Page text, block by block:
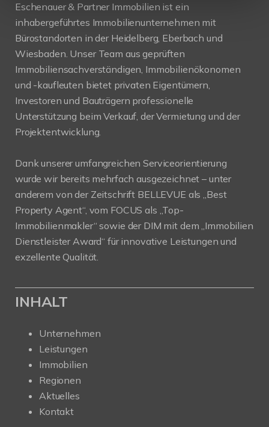
Eschenauer & Partner Immobilien ist ein
inhabergeführtes Immobilienunternehmen mit
Bürostandorten in der Heidelberg, Eberbach und
Wiesbaden. Unser Team aus geprüften
Immobiliensachverständigen, Immobilienökonomen
und -kaufleuten bietet privaten Eigentümern,
Investoren und Bauträgern professionelle
Unterstützung beim Verkauf, der Vermietung und der
Projektentwicklung.
Dank unserer umfangreichen Serviceorientierung
wurde wir bereits mehrfach ausgezeichnet – unter
anderem von der Zeitschrift BELLEVUE als „Best
Property Agent“, vom FOCUS als „Top-
Immobilienmakler“ sowie der DIM mit dem „Immobilien
Dienstleister Award“ für innovative Leistungen und
exzellente Qualität.
INHALT
Unternehmen
Leistungen
Immobilien
Regionen
Aktuelles
Kontakt